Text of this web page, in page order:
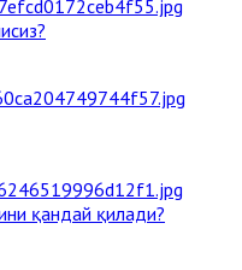
қандай қилади?